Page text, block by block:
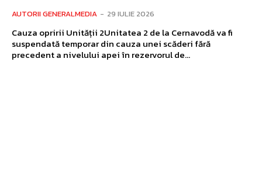
AUTORII GENERALMEDIA - 29 IULIE 2026
Cauza opririi Unității 2Unitatea 2 de la Cernavodă va fi
suspendată temporar din cauza unei scăderi fără
precedent a nivelului apei în rezervorul de...